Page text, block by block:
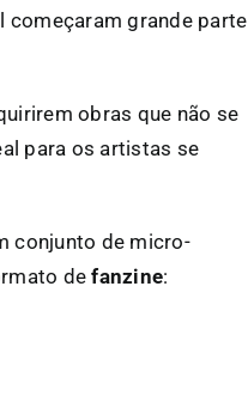
começaram grande parte
obras que não se
para os artistas se
conjunto de micro-
defanzine: